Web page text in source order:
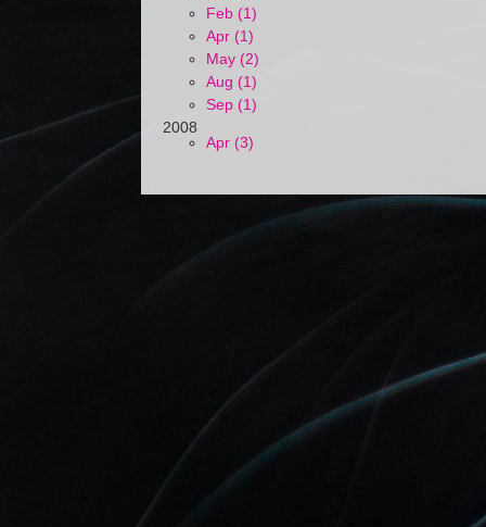
Feb (1)
Apr (1)
May (2)
Aug (1)
Sep (1)
2008
Apr (3)